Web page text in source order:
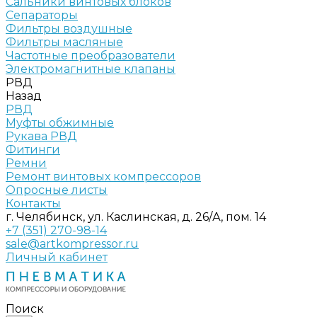
Сепараторы
Фильтры воздушные
Фильтры масляные
Частотные преобразователи
Электромагнитные клапаны
РВД
Назад
РВД
Муфты обжимные
Рукава РВД
Фитинги
Ремни
Ремонт винтовых компрессоров
Опросные листы
Контакты
г. Челябинск, ул. Каслинская, д. 26/А, пом. 14
+7 (351) 270-98-14
sale@artkompressor.ru
Личный кабинет
Поиск